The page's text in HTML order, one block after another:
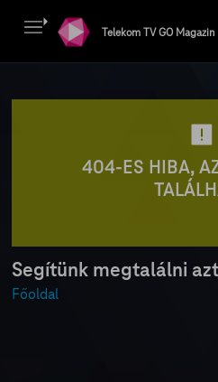
Telekom TV GO Magazin
404-ES HIBA,
Segítünk megtalálni
Főoldal